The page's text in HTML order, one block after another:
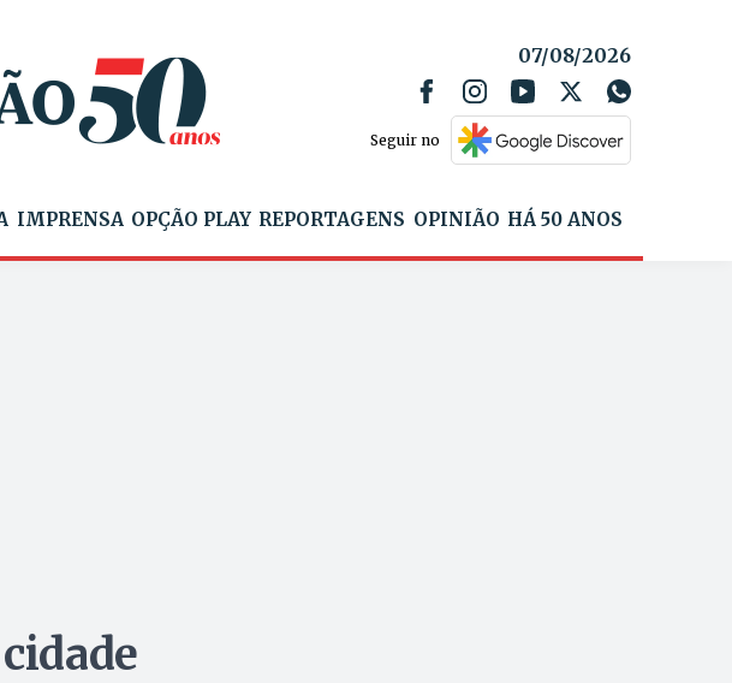
07/08/2026
Seguir no
IMPRENSA OPÇÃO PLAY REPORTAGENS OPINIÃO HÁ 50 ANOS